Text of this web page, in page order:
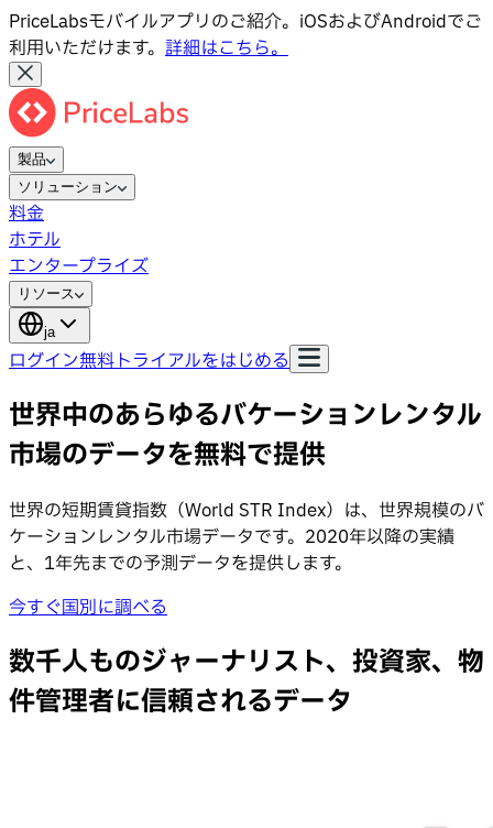
PriceLabsモバイルアプリのご紹介。iOSおよびAndroidでご
利用いただけます。 詳細はこちら。
製品
ソリューション
料金
ホテル
エンタープライズ
リソース
ja
ログイン無料トライアルをはじめる
世界中のあらゆるバケーションレンタル
市場のデータを無料で提供
世界の短期賃貸指数（World STR Index）は、世界規模のバ
ケーションレンタル市場データです。2020年以降の実績
と、1年先までの予測データを提供します。
今すぐ国別に調べる
数千人ものジャーナリスト、投資家、物
件管理者に信頼されるデータ